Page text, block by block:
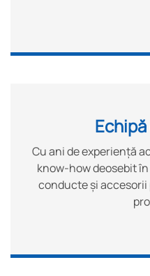
Cu ani de experiență
know-how deosebit
conducte și